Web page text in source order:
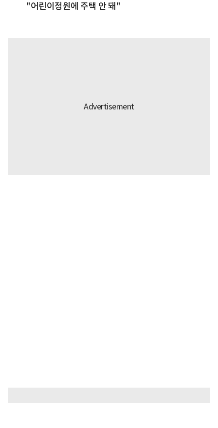
"어린이정원에 주택 안 돼"